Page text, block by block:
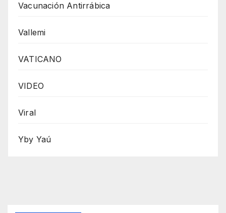
Vacunación Antirrábica
Vallemi
VATICANO
VIDEO
Viral
Yby Yaú